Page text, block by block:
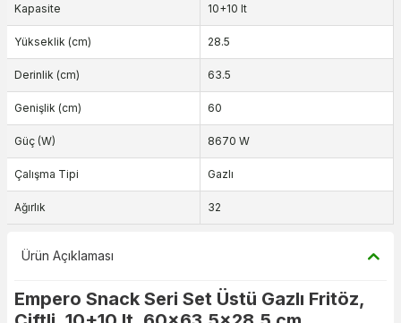
Kapasite 10+10 lt
Yükseklik (cm) 28.5
Derinlik (cm) 63.5
Genişlik (cm) 60
Güç (W) 8670 W
Çalışma Tipi Gazlı
Ağırlık 32
Ürün Açıklaması
Empero Snack Seri Set Üstü Gazlı Fritöz,